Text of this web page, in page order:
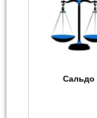
Сальдо